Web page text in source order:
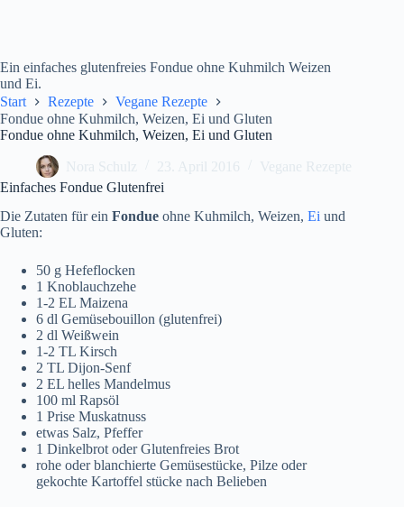
Ein einfaches glutenfreies Fondue ohne Kuhmilch Weizen
und Ei.
Start
Rezepte
Vegane Rezepte
Fondue ohne Kuhmilch, Weizen, Ei und Gluten
Fondue ohne Kuhmilch, Weizen, Ei und Gluten
Nora Schulz 23. April 2016
Vegane Rezepte
Einfaches Fondue Glutenfrei
Die Zutaten für ein Fondue ohne Kuhmilch, Weizen, Ei und
Gluten:
50 g Hefeflocken
1 Knoblauchzehe
1-2 EL Maizena
6 dl Gemüsebouillon (glutenfrei)
2 dl Weißwein
1-2 TL Kirsch
2 TL Dijon-Senf
2 EL helles Mandelmus
100 ml Rapsöl
1 Prise Muskatnuss
etwas Salz, Pfeffer
1 Dinkelbrot oder Glutenfreies Brot
rohe oder blanchierte Gemüsestücke, Pilze oder
gekochte Kartoffel stücke nach Belieben